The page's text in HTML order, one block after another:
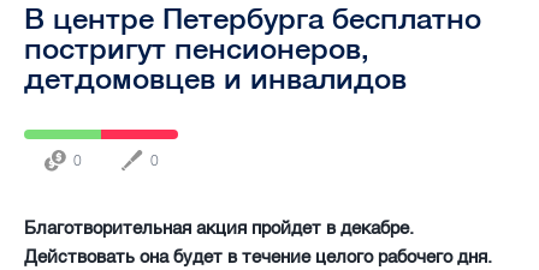
В центре Петербурга бесплатно
постригут пенсионеров,
детдомовцев и инвалидов
0 0
Благотворительная акция пройдет в декабре.
Действовать она будет в течение целого рабочего дня.